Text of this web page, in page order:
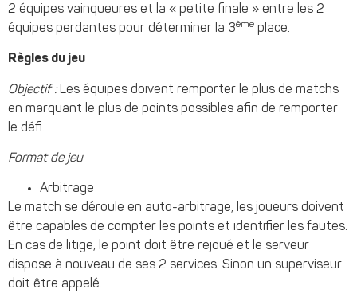
2 équipes vainqueures et la « petite finale » entre les 2
équipes perdantes pour déterminer la 3ème place.
Règles du jeu
Objectif : Les équipes doivent remporter le plus de matchs
en marquant le plus de points possibles afin de remporter
le défi.
Format de jeu
Arbitrage
Le match se déroule en auto-arbitrage, les joueurs doivent
être capables de compter les points et identifier les fautes.
En cas de litige, le point doit être rejoué et le serveur
dispose à nouveau de ses 2 services. Sinon un superviseur
doit être appelé.